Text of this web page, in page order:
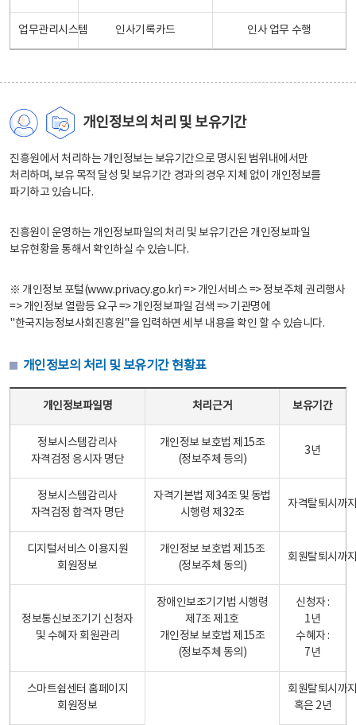
업무관리시스템 인사기록카드 인사 업무 수행
개인정보의 처리 및 보유기간
진흥원에서 처리하는 개인정보는 보유기간으로 명시된 범위내에서만
처리하며, 보유 목적 달성 및 보유기간 경과의 경우 지체 없이 개인정보를
파기하고 있습니다.
진흥원이 운영하는 개인정보파일의 처리 및 보유기간은 개인정보파일
보유현황을 통해서 확인하실 수 있습니다.
※ 개인정보 포털(www.privacy.go.kr) => 개인서비스 => 정보주체 권리행사
=> 개인정보 열람등 요구 => 개인정보파일 검색 => 기관명에
"한국지능정보사회진흥원"을 입력하면 세부 내용을 확인 할 수 있습니다.
개인정보의 처리 및 보유기간 현황표
개인정보파일명 처리근거 보유기간
정보시스템감리사
자격검정 응시자 명단
개인정보 보호법 제15조
(정보주체 등의)
3년
정보시스템감리사
자격검정 합격자 명단
자격기본법 제34조 및 동법
시행령 제32조
자격탈퇴시까
디지털서비스 이용지원
회원정보
개인정보 보호법 제15조
(정보주체 동의)
회원탈퇴시까
정보통신보조기기 신청자
및 수혜자 회원관리
장애인보조기기법 시행령
제7조 제1호
개인정보 보호법 제15조
(정보주체 동의)
신청자 :
1년
수혜자 :
7년
스마트쉼센터 홈페이지
회원정보
회원탈퇴시까
혹은 2년